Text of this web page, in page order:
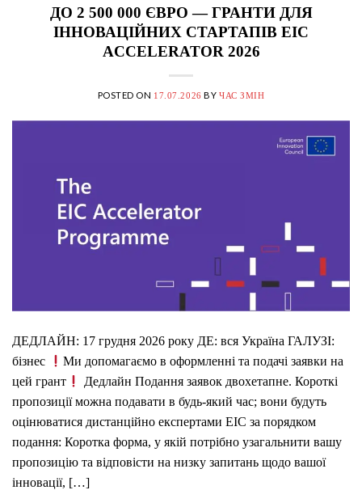
ДО 2 500 000 ЄВРО — ГРАНТИ ДЛЯ
ІННОВАЦІЙНИХ СТАРТАПІВ EIC
ACCELERATOR 2026
POSTED ON 17.07.2026 BY ЧАС ЗМІН
ДЕДЛАЙН: 17 грудня 2026 року ДЕ: вся Україна ГАЛУЗІ:
бізнес
Ми допомагаємо в оформленні та подачі заявки на
цей грант
Дедлайн Подання заявок двохетапне. Короткі
пропозиції можна подавати в будь-який час; вони будуть
оцінюватися дистанційно експертами EIC за порядком
подання: Коротка форма, у якій потрібно узагальнити вашу
пропозицію та відповісти на низку запитань щодо вашої
інновації, […]